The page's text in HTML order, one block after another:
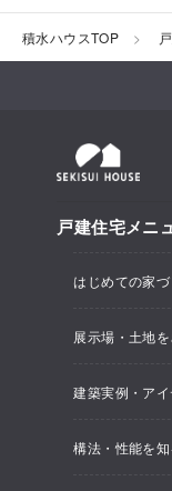
積水ハウスTOP
戸建住宅メニ
はじめての家づ
展示場・土地
建築実例・ア
構法・性能を知